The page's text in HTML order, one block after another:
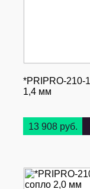
*PRIPRO-210-
1,4 мм
13 908 руб.